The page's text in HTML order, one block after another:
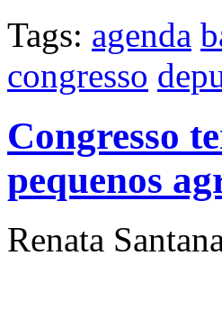
Tags: agenda
congresso
Congresso
pequenos
Renata